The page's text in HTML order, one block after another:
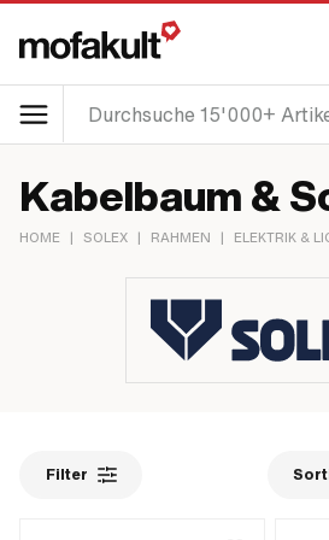
Kabelbaum &
HOME | SOLEX | RAHMEN | ELEKTRIK &
Filter